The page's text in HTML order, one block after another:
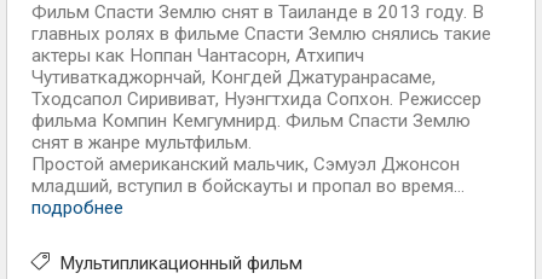
Фильм Спасти Землю снят в Таиланде в 2013 году. В
главных ролях в фильме Спасти Землю снялись такие
актеры как Ноппан Чантасорн, Атхипич
Чутиваткаджорнчай, Конгдей Джатуранрасаме,
Тходсапол Сирививат, Нуэнгтхида Сопхон. Режиссер
фильма Компин Кемгумнирд. Фильм Спасти Землю
снят в жанре мультфильм.
Простой американский мальчик, Сэмуэл Джонсон
младший, вступил в бойскауты и пропал во время...
подробнее
Мультипликационный фильм